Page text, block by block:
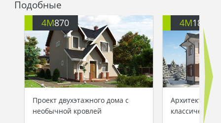
поверьте, для меня честь быть его гостьей, -
объяснила Мышка-норушка.
- Тогда оставайся погостить, а я принесу тебе
печенье, - ответила хозяйка и ушла к буфету в
столовой.
Мышка уютно устроилась возле печи и
мысленно благодарила даму за ее доброе
сердце и очаровательный дом…
Подобные
4M870
Проект двухэтажного дома с
необычной кровлей
4M1818